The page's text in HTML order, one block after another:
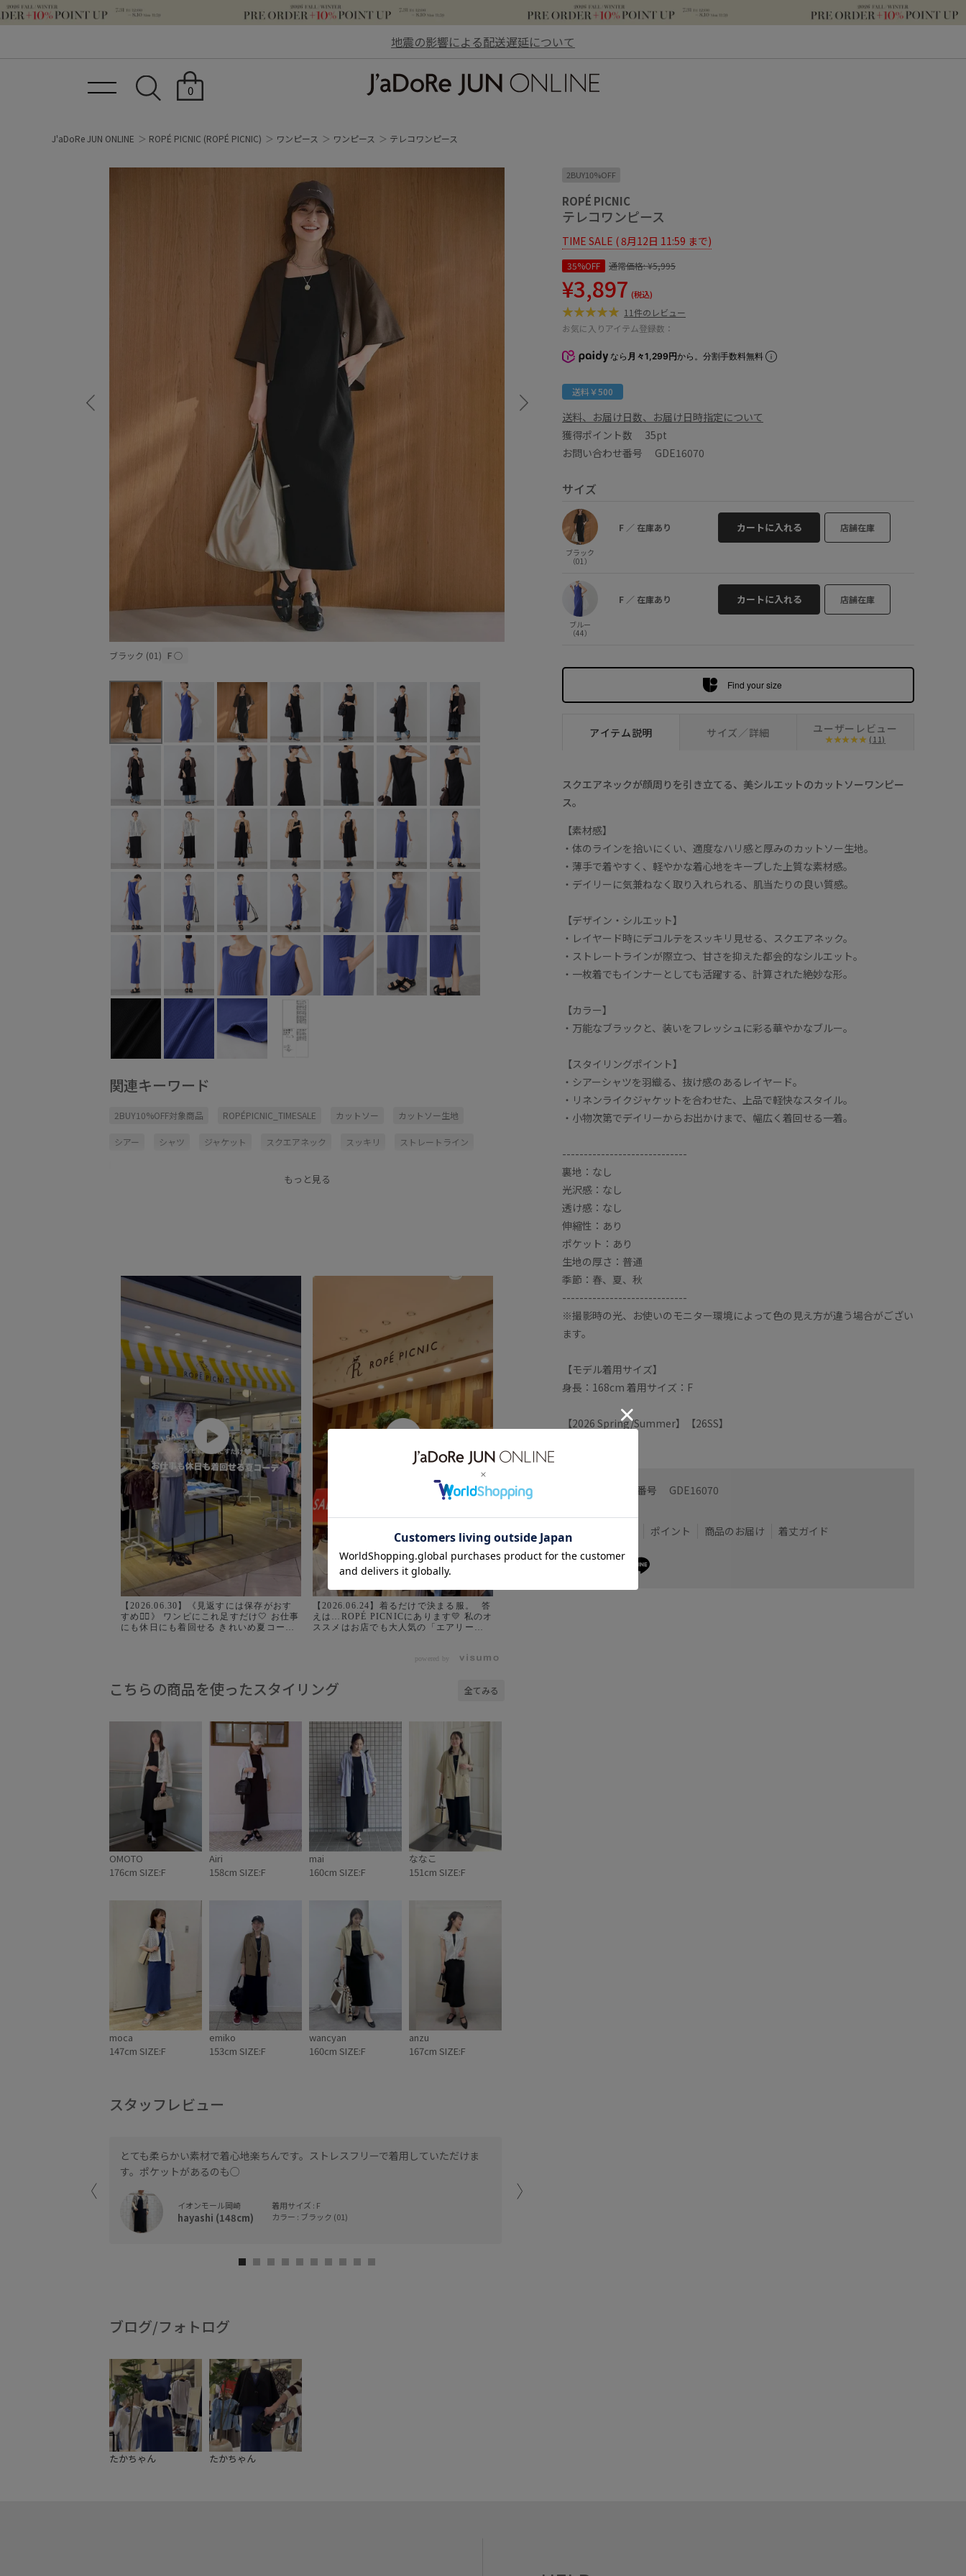
地震の影響による配送遅延について
0
J'aDoRe JUN ONLINE ROPÉ PICNIC (ROPÉ PICNIC) ワンピース ワンピース テレコワンピース
ブラック (01) F○
関連キーワード
2BUY10%OFF対象商品 ROPÉPICNIC_TIMESALE カットソー カットソー生地
シアー シャツ ジャケット スクエアネック スッキリ ストレートライン
もっと見る
【2026.06.30】《見返すには保存がおす
すめ✍🏻》 ワンピにこれ足すだけ🤍 お仕事
にも休日にも着回せる きれいめ夏コーデ
お買い物の参考にしてね☺︎
÷÷÷÷÷÷÷÷÷÷÷÷÷÷÷÷÷÷÷÷÷÷÷÷÷÷÷÷ ア
は新作や🉐情報も発信してるので フォロ
ーしていただけると嬉しいです☺︎♡
÷÷÷÷÷÷÷÷÷÷÷÷÷÷÷÷÷÷÷÷÷÷÷÷÷÷÷÷ は
じめまして☺︎ ROPÉ PICNICで働く30代
スタッフです！ 服を選ぶ時には、 『着た
時に気分が上がる』『着回し力』を重視
してます♪ カジュアルでもどこか女性らし
い きれいめカジュアルなスタイリングが
好きです👗
——————————————————
#ropepicnic #きれいめコーデ #きれいめカ
ジュアル #夏コーデ #30代コーデ
【2026.06.24】着るだけで決まる服。 ⁡ 答
えは…ROPÉ PICNICにあります💛 私のオ
ススメはお店でも大人気の「エアリーリ
りしたドルマンスリーブで体のラインを
ぱい付いとるのが最高すぎる🔥 ⁡ 時間がな
い日も羽織るだけでバッチリ決まるけ
の参考になれば嬉しいです🕊 ⁡
┈┈┈┈┈┈┈┈┈┈ ⁡ #ropepicnic #大人カジュ
アルコーデ #ドルマンスリーブジャケット
#ちゃんとプラスかわいい保証 #体型カバ
powered by
こちらの商品を使ったスタイリング 全てみる
OMOTO
176cm SIZE:F
Airi
158cm SIZE:F
mai
160cm SIZE:F
ななこ
151cm SIZE:F
moca
147cm SIZE:F
emiko
153cm SIZE:F
wancyan
160cm SIZE:F
anzu
167cm SIZE:F
スタッフレビュー
とても柔らかい素材で着心地楽ちんです。ストレスフリーで着用していただけま
す。ポケットがあるのも○
イオンモール岡崎
hayashi (148cm)
着用サイズ : F
カラー : ブラック (01)
す！
ブログ/フォトログ
たかちゃん たかちゃん
2BUY10%OFF
ROPÉ PICNIC
テレコワンピース
TIME SALE ( 8月12日 11:59 まで)
35%OFF 通常価格:¥5,995
¥3,897 (税込)
11件のレビュー
お気に入りアイテム登録数：
なら 月々1,299円から。分割手数料無料
送料￥500
送料、お届け日数、お届け日時指定について
獲得ポイント数 35pt
お問い合わせ番号 GDE16070
サイズ
ブラック
（01）
F ／ 在庫あり カートに入れる 店舗在庫
ブルー
（44）
F ／ 在庫あり カートに入れる 店舗在庫
Find your size
アイテム説明 サイズ／詳細 ユーザーレビュー
(11)
スクエアネックが顔周りを引き立てる、美シルエットのカットソーワンピー
ス。
【素材感】
・体のラインを拾いにくい、適度なハリ感と厚みのカットソー生地。
・薄手で着やすく、軽やかな着心地をキープした上質な素材感。
・デイリーに気兼ねなく取り入れられる、肌当たりの良い質感。
【デザイン・シルエット】
・レイヤード時にデコルテをスッキリ見せる、スクエアネック。
・ストレートラインが際立つ、甘さを抑えた都会的なシルエット。
・一枚着でもインナーとしても活躍する、計算された絶妙な形。
【カラー】
・万能なブラックと、装いをフレッシュに彩る華やかなブルー。
【スタイリングポイント】
・シアーシャツを羽織る、抜け感のあるレイヤード。
・リネンライクジャケットを合わせた、上品で軽快なスタイル。
・小物次第でデイリーからお出かけまで、幅広く着回せる一着。
-----------------------------
裏地：なし
光沢感：なし
透け感：なし
伸縮性：あり
ポケット：あり
生地の厚さ：普通
季節：春、夏、秋
-----------------------------
※撮影時の光、お使いのモニター環境によって色の見え方が違う場合がござい
ます。
【モデル着用サイズ】
身長：168cm 着用サイズ：F
【2026 Spring/Summer】【26SS】
お問い合わせ番号 GDE16070
ヘルプ
ポイント 商品のお届け 着丈ガイド